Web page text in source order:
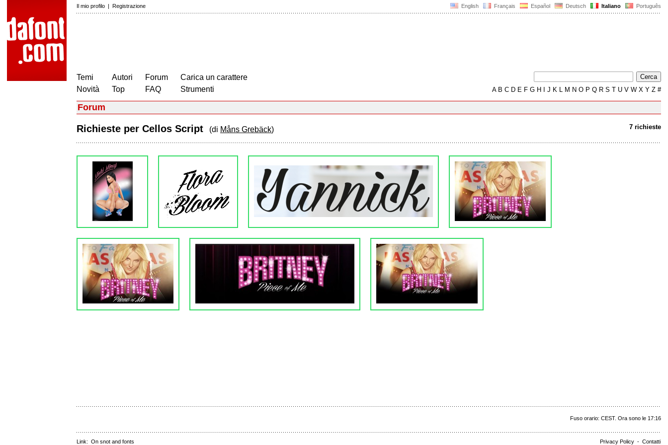
English Français Español Deutsch Italiano Português
Il mio profilo | Registrazione
Temi
Novità
Autori
Top
Forum
FAQ
Carica un carattere
Strumenti
AB C D E F G H J K L M N O P Q R S T U V W X Y Z #
Forum
7 richieste
Richieste per Cellos Script (di Måns Grebäck)
Fuso orario: CEST. Ora sono le 17:16
Privacy Policy - Contatti
Link: On snot and fonts